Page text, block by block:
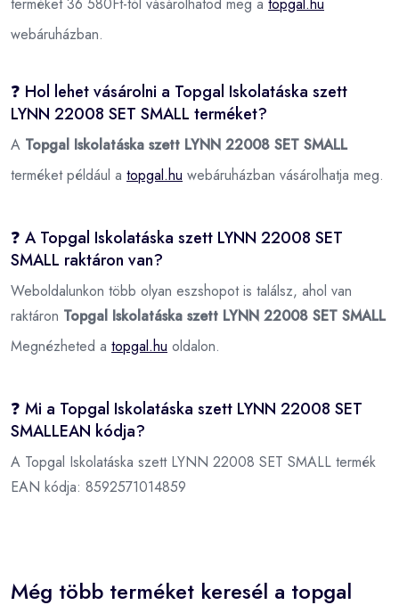
webáruházban.
❓ Hol lehet vásárolni a Topgal Iskolatáska szett
LYNN 22008 SET SMALL terméket?
A Topgal Iskolatáska szett LYNN 22008 SET SMALL
terméket például a topgal.hu webáruházban vásárolhatja meg.
❓ A Topgal Iskolatáska szett LYNN 22008 SET
SMALL raktáron van?
Weboldalunkon több olyan eszshopot is találsz, ahol van
raktáron Topgal Iskolatáska szett LYNN 22008 SET SMALL
Megnézheted a topgal.hu oldalon.
❓ Mi a Topgal Iskolatáska szett LYNN 22008 SET
SMALLEAN kódja?
A Topgal Iskolatáska szett LYNN 22008 SET SMALL termék
EAN kódja: 8592571014859
Még több terméket keresél a topgal